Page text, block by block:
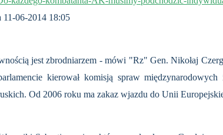
11-06-2014 18:05
jest zbrodniarzem - mówi "Rz" Gen. Nikołaj
kierował komisją spraw międzynarodowych
Od 2006 roku ma zakaz wjazdu do Unii